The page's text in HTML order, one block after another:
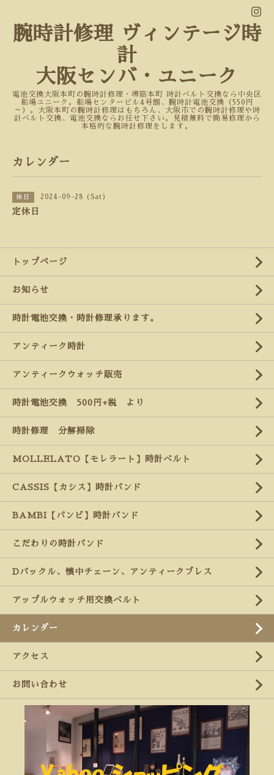
腕時計修理 ヴィンテージ時
計
大阪センバ・ユニーク
電池交換大阪本町の腕時計修理・堺筋本町 時計ベルト交換なら中央区
船場ユニーク。船場センタービル4号館、腕時計電池交換（550円
～）。大阪本町の腕時計修理はもちろん、大阪市での腕時計修理や時
計ベルト交換、電池交換ならお任せ下さい。見積無料で簡易修理から
本格的な腕時計修理をします。
カレンダー
休日 2024-09-28 (Sat)
定休日
トップページ
お知らせ
時計電池交換・時計修理承ります。
アンティーク時計
アンティークウォッチ販売
時計電池交換 500円+税 より
時計修理 分解掃除
MOLLELATO【モレラート】時計ベルト
CASSIS【カシス】時計バンド
BAMBI【バンビ】時計バンド
こだわりの時計バンド
Dバックル、懐中チェーン、アンティークブレス
アップルウォッチ用交換ベルト
カレンダー
アクセス
お問い合わせ